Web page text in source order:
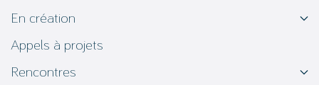
En création
Appels à projets
Rencontres